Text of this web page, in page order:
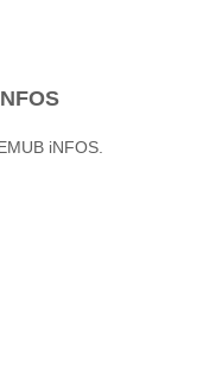
iNFOS.